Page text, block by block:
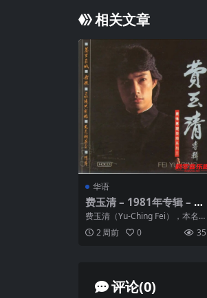
相关文章
华语
费玉清 – 1981年专辑 – 变
色的长城 Flac
费玉清（Yu-Ching Fei），本名
张彦亭，1955年7月17日出生于
中国台...
2 周前 0 35
评论(0)